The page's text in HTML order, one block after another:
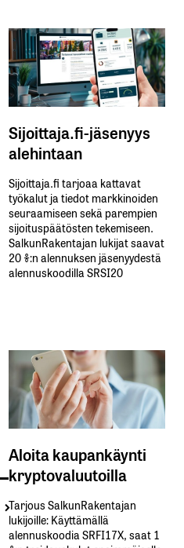
Sijoittaja.fi-jäsenyys
alehintaan
Sijoittaja.fi tarjoaa kattavat
työkalut ja tiedot markkinoiden
seuraamiseen sekä parempien
sijoituspäätösten tekemiseen.
SalkunRakentajan lukijat saavat
20 %:n alennuksen jäsenyydestä
alennuskoodilla SRSI20
Aloita kaupankäynti
kryptovaluutoilla
Tarjous SalkunRakentajan
lukijoille: Käyttämällä​ ​
alennuskoodia​ ​SRFI17X,​ ​saat​ ​1